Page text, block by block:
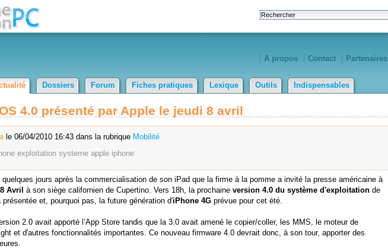
A propos Contact Partenaires
Dossiers Forum Fiches pratiques Lexique Outils Indispensables
4.0 présenté par Apple le jeudi 8 avril
le 06/04/2010 16:43 dans la rubrique Mobilité
exploitation systeme apple iphone
jours après la commercialisation de son iPad que la firme à la pomme a invité la presse américaine à
Avril à son siège californien de Cupertino. Vers 18h, la prochaine version 4.0 du système d'exploitationde
et, pourquoi pas, la future génération d'iPhone 4Gprévue pour cet été.
2.0 avait apporté l’App Store tandis que la 3.0 avait amené le copier/coller, les MMS, le moteur de
et d'autres fonctionnalités importantes. Ce nouveau firmware 4.0 devrait donc, à son tour, apporter des